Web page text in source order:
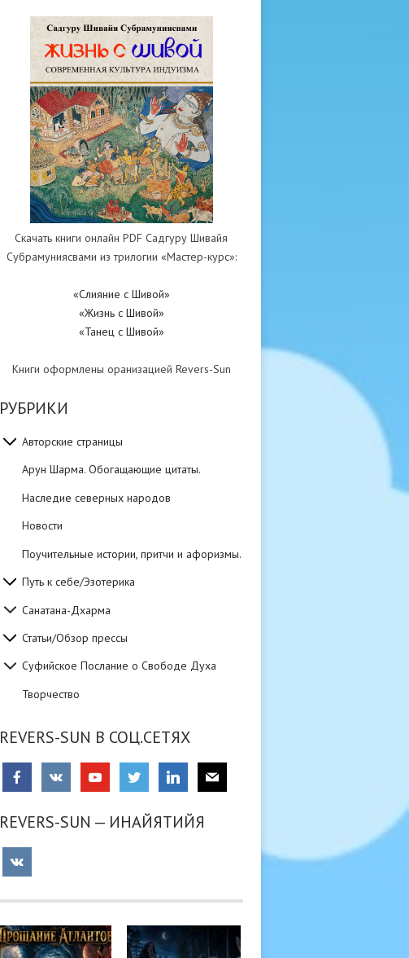
Скачать книги онлайн PDF Садгуру Шивайя
Субрамуниясвами из трилогии «Мастер-курс»:
«Слияние с Шивой»
«Жизнь с Шивой»
«Танец с Шивой»
Книги оформлены оранизацией Revers-Sun
РУБРИКИ
Авторские страницы
Арун Шарма. Обогащающие цитаты.
Наследие северных народов
Новости
Поучительные истории, притчи и афоризмы.
Путь к себе/Эзотерика
Санатана-Дхарма
Статьи/Обзор прессы
Суфийское Послание о Свободе Духа
Творчество
REVERS-SUN В СОЦ.СЕТЯХ
REVERS-SUN — ИНАЙЯТИЙЯ